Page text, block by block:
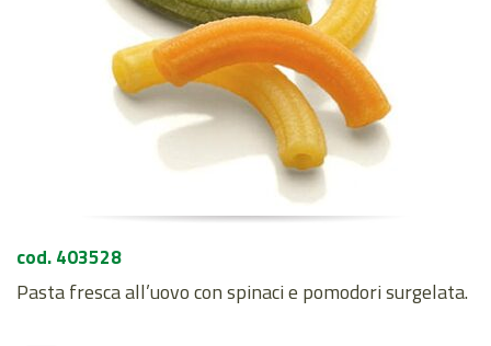
cod. 403528
Pasta fresca all’uovo con spinaci e pomodori surgelata.